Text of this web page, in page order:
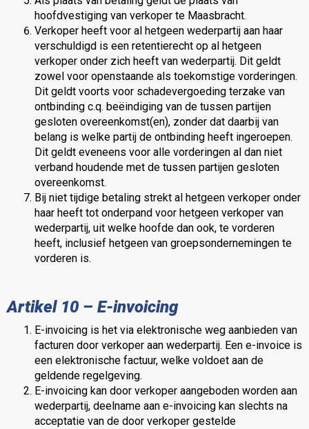
hoofdvestiging van verkoper te Maasbracht.
Verkoper heeft voor al hetgeen wederpartij aan haar
verschuldigd is een retentierecht op al hetgeen
verkoper onder zich heeft van wederpartij. Dit geldt
zowel voor openstaande als toekomstige vorderingen.
Dit geldt voorts voor schadevergoeding terzake van
ontbinding c.q. beëindiging van de tussen partijen
gesloten overeenkomst(en), zonder dat daarbij van
belang is welke partij de ontbinding heeft ingeroepen.
Dit geldt eveneens voor alle vorderingen al dan niet
verband houdende met de tussen partijen gesloten
overeenkomst.
Bij niet tijdige betaling strekt al hetgeen verkoper onder
haar heeft tot onderpand voor hetgeen verkoper van
wederpartij, uit welke hoofde dan ook, te vorderen
heeft, inclusief hetgeen van groepsondernemingen te
vorderen is.
Artikel 10 – E-invoicing
E-invoicing is het via elektronische weg aanbieden van
facturen door verkoper aan wederpartij. Een e-invoice is
een elektronische factuur, welke voldoet aan de
geldende regelgeving.
E-invoicing kan door verkoper aangeboden worden aan
wederpartij, deelname aan e-invoicing kan slechts na
acceptatie van de door verkoper gestelde